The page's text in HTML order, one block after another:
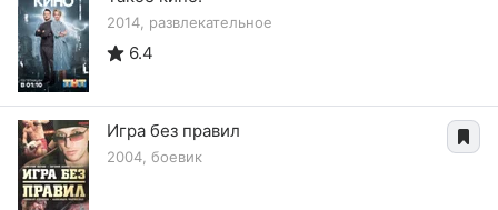
2014, развлекательное
6.4
Игра без правил
2004, боевик